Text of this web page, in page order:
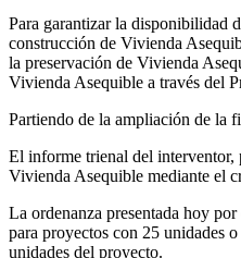
Para garantizar la disponibilidad
construcción de Vivienda
la preservación de Vivienda
Vivienda Asequible a través del
Partiendo de la ampliación de la
El informe trienal del interventor,
Vivienda Asequible mediante el
La ordenanza presentada hoy
para proyectos con 25 unidades
unidades del proyecto.